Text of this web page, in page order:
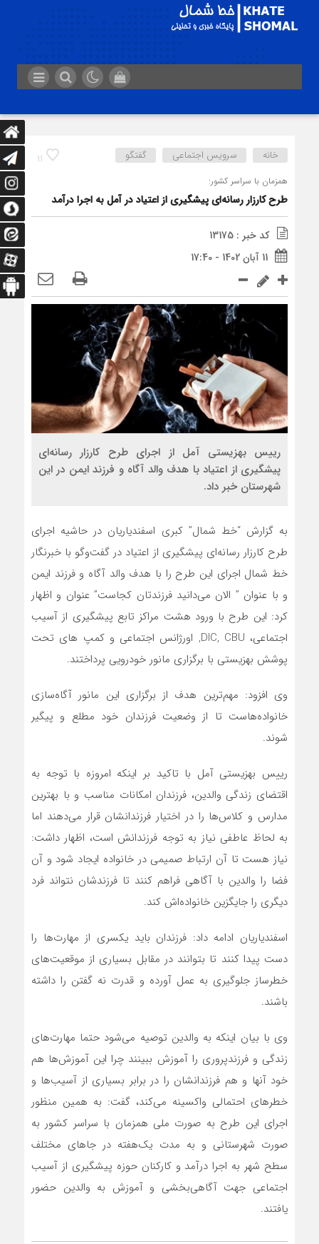
11 خانه سرویس اجتماعی گفتگو
همزمان با سراسر کشور:
طرح کارزار رسانه‌ای پیشگیری از اعتیاد در آمل به اجرا درآمد
کد خبر : 13175
11 آبان 1402 - 17:40
رییس بهزیستی آمل از اجرای طرح کارزار رسانه‌ای
پیشگیری از اعتیاد با هدف والد آگاه و فرزند ایمن در این
شهرستان خبر داد.
به گزارش “خط شمال” کبری اسفندیاریان در حاشیه اجرای
طرح کارزار رسانه‌ای پیشگیری از اعتیاد در گفت‌وگو با خبرنگار
خط شمال اجرای این طرح را با هدف والد آگاه و فرزند ایمن
و با عنوان ” الان می‌دانید فرزندتان کجاست” عنوان و اظهار
کرد: این طرح با ورود هشت مراکز تابع پیشگیری از آسیب
اجتماعی، DIC, CBU, اورژانس اجتماعی و کمپ های تحت
پوشش بهزیستی با برگزاری مانور خودرویی پرداختند.
وی افزود: مهم‌ترین هدف از برگزاری این مانور آگاه‌سازی
خانواده‌هاست تا از وضعیت فرزندان خود مطلع و پیگیر
شوند.
رییس بهزیستی آمل با تاکید بر اینکه امروزه با توجه به
اقتضای زندگی والدین، فرزندان امکانات مناسب و با بهترین
مدارس و کلاس‌ها را در اختیار فرزندانشان قرار می‌دهند اما
به لحاظ عاطفی نیاز به توجه فرزندانش است، اظهار داشت:
نیاز هست تا آن ارتباط صمیمی در خانواده ایجاد شود و آن
فضا را والدین با آگاهی فراهم کنند تا فرزندشان نتواند فرد
دیگری را جایگزین خانواده‌اش کند.
اسفندیاریان ادامه داد: فرزندان باید یکسری از مهارت‌ها را
دست پیدا کنند تا بتوانند در مقابل بسیاری از موقعیت‌های
خطرساز جلوگیری به عمل آورده و قدرت نه گفتن را داشته
باشند.
وی با بیان اینکه به والدین توصیه می‌شود حتما مهارت‌های
زندگی و فرزندپروری را آموزش ببینند چرا این آموزش‌ها هم
خود آنها و هم فرزندانشان را در برابر بسیاری از آسیب‌ها و
خطرهای احتمالی واکسینه می‌کند، گفت: به همین منظور
اجرای این طرح به صورت ملی همزمان با سراسر کشور به
صورت شهرستانی و به مدت یک‌هفته در جاهای مختلف
سطح شهر به اجرا درآمد و کارکنان حوزه پیشگیری از آسیب
اجتماعی جهت آگاهی‌بخشی و آموزش به والدین حضور
یافتند.